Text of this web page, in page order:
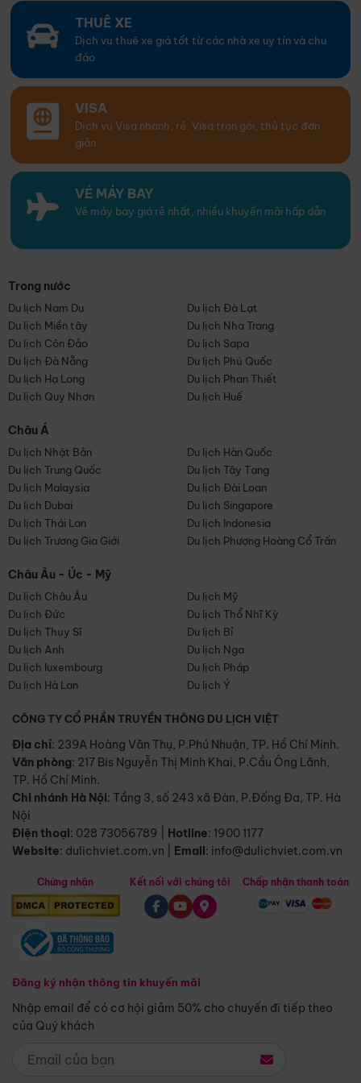
THUÊ XE
Dịch vụ thuê xe giá tốt từ các nhà xe uy tín và chu
đáo
VISA
Dịch vụ Visa nhanh, rẻ. Visa trọn gói, thủ tục đơn
giản
VÉ MÁY BAY
Vé máy bay giá rẻ nhất, nhiều khuyến mãi hấp dẫn
Trong nước
Du lịch Nam Du
Du lịch Đà Lạt
Du lịch Miền tây
Du lịch Nha Trang
Du lịch Côn Đảo
Du lịch Sapa
Du lịch Đà Nẵng
Du lịch Phú Quốc
Du lịch Hạ Long
Du lịch Phan Thiết
Du lịch Quy Nhơn
Du lịch Huế
Châu Á
Du lịch Nhật Bản
Du lịch Hàn Quốc
Du lịch Trung Quốc
Du lịch Tây Tạng
Du lịch Malaysia
Du lịch Đài Loan
Du lịch Dubai
Du lịch Singapore
Du lịch Thái Lan
Du lịch Indonesia
Du lịch Trương Gia Giới
Du lịch Phượng Hoàng Cổ Trấn
Châu Âu - Úc - Mỹ
Du lịch Châu Âu
Du lịch Mỹ
Du lịch Đức
Du lịch Thổ Nhĩ Kỳ
Du lịch Thụy Sĩ
Du lịch Bỉ
Du lịch Anh
Du lịch Nga
Du lịch luxembourg
Du lịch Pháp
Du lịch Hà Lan
Du lịch Ý
CÔNG TY CỔ PHẦN TRUYỀN THÔNG DU LỊCH VIỆT
Địa chỉ: 239A Hoàng Văn Thụ, P.Phú Nhuận, TP. Hồ Chí Minh.
Văn phòng: 217 Bis Nguyễn Thị Minh Khai, P.Cầu Ông Lãnh,
TP. Hồ Chí Minh.
Chi nhánh Hà Nội: Tầng 3, số 243 xã Đàn, P.Đống Đa, TP. Hà
Nội
Điện thoại: 028 73056789 Hotline: 1900 1177
Website: dulichviet.com.vn Email: info@dulichviet.com.vn
Chứng nhận
Đăng ký nhận thông tin khuyến mãi
Nhập email để có cơ hội giảm 50% cho chuyến đi tiếp theo
của Quý khách
Kết nối với chúng tôi Chấp nhận thanh toán